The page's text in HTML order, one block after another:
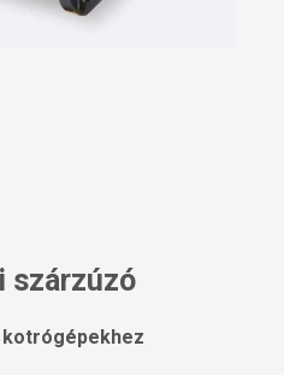
szárzúzó
kotrógépekhez